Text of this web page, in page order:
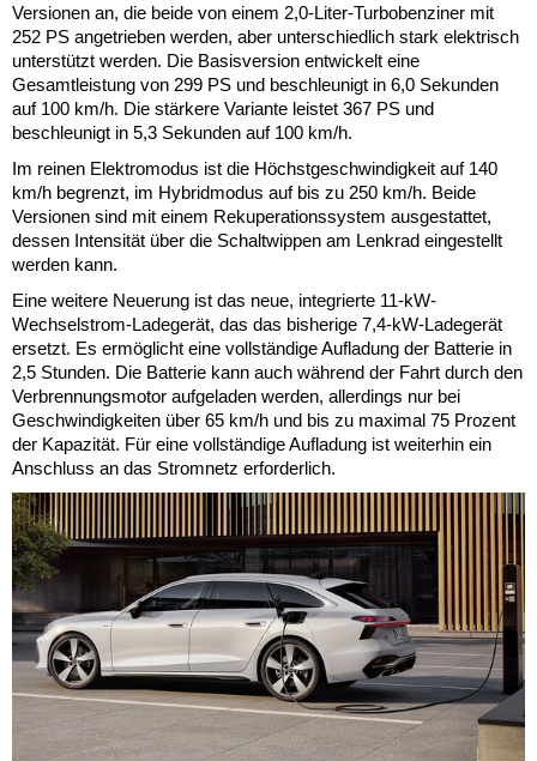
Versionen an, die beide von einem 2,0-Liter-Turbobenziner mit
252 PS angetrieben werden, aber unterschiedlich stark elektrisch
unterstützt werden. Die Basisversion entwickelt eine
Gesamtleistung von 299 PS und beschleunigt in 6,0 Sekunden
auf 100 km/h. Die stärkere Variante leistet 367 PS und
beschleunigt in 5,3 Sekunden auf 100 km/h.
Im reinen Elektromodus ist die Höchstgeschwindigkeit auf 140
km/h begrenzt, im Hybridmodus auf bis zu 250 km/h. Beide
Versionen sind mit einem Rekuperationssystem ausgestattet,
dessen Intensität über die Schaltwippen am Lenkrad eingestellt
werden kann.
Eine weitere Neuerung ist das neue, integrierte 11-kW-
Wechselstrom-Ladegerät, das das bisherige 7,4-kW-Ladegerät
ersetzt. Es ermöglicht eine vollständige Aufladung der Batterie in
2,5 Stunden. Die Batterie kann auch während der Fahrt durch den
Verbrennungsmotor aufgeladen werden, allerdings nur bei
Geschwindigkeiten über 65 km/h und bis zu maximal 75 Prozent
der Kapazität. Für eine vollständige Aufladung ist weiterhin ein
Anschluss an das Stromnetz erforderlich.